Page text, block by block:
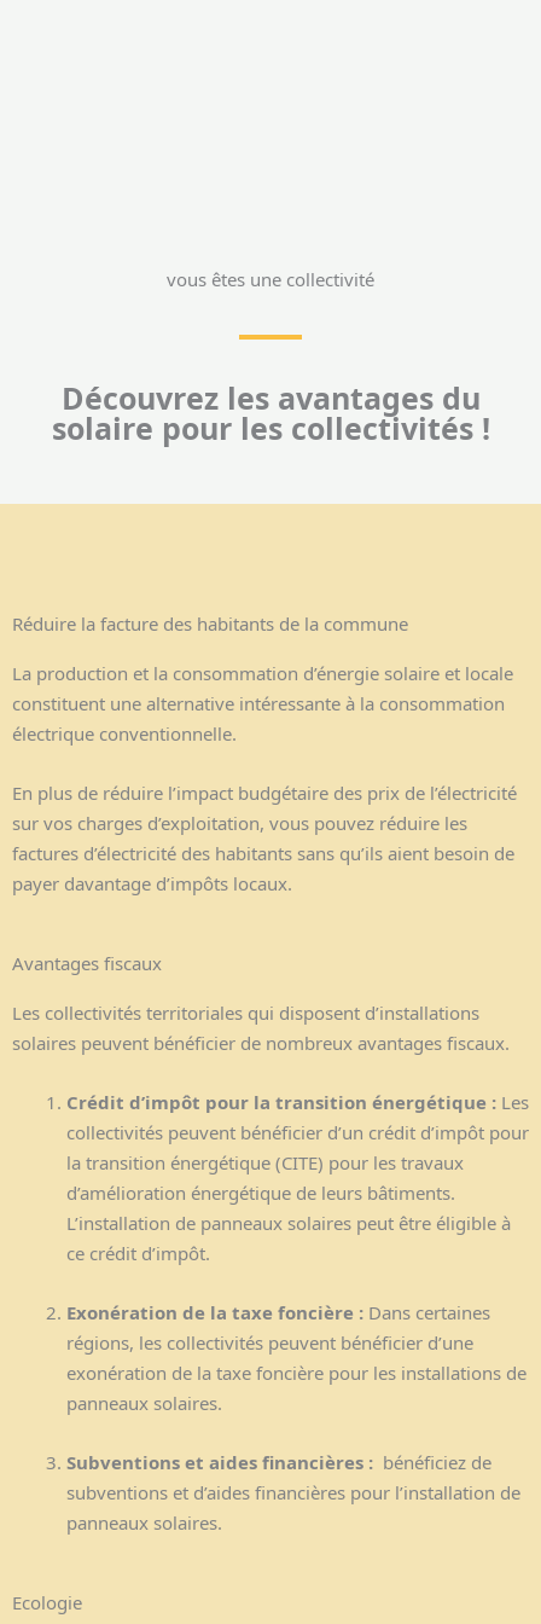
vous êtes une collectivité
Découvrez les avantages du
solaire pour les collectivités !
Réduire la facture des habitants de la commune
La production et la consommation d’énergie solaire et locale
constituent une alternative intéressante à la consommation
électrique conventionnelle.
En plus de réduire l’impact budgétaire des prix de l’électricité
sur vos charges d’exploitation, vous pouvez réduire les
factures d’électricité des habitants sans qu’ils aient besoin de
payer davantage d’impôts locaux.
Avantages fiscaux
Les collectivités territoriales qui disposent d’installations
solaires peuvent bénéficier de nombreux avantages fiscaux.
Crédit d’impôt pour la transition énergétique : Les
collectivités peuvent bénéficier d’un crédit d’impôt pour
la transition énergétique (CITE) pour les travaux
d’amélioration énergétique de leurs bâtiments.
L’installation de panneaux solaires peut être éligible à
ce crédit d’impôt.
Exonération de la taxe foncière : Dans certaines
régions, les collectivités peuvent bénéficier d’une
exonération de la taxe foncière pour les installations de
panneaux solaires.
Subventions et aides financières : bénéficiez de
subventions et d’aides financières pour l’installation de
panneaux solaires.
Ecologie